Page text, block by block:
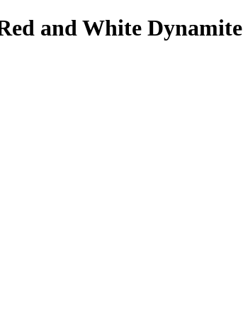
and White Dynamite